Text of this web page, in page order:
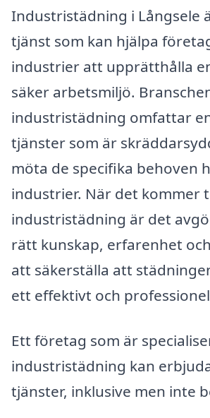
Industristädning i Långsele
tjänst som kan hjälpa
industrier att upprätthålla
säker arbetsmiljö.
industristädning omfattar
tjänster som är
möta de specifika behoven
industrier. När det kommer
industristädning är det
rätt kunskap, erfarenhet
att säkerställa att
ett effektivt och
Ett företag som är
industristädning kan
tjänster, inklusive men inte